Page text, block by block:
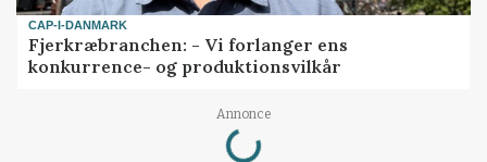
CAP-I-DANMARK
Fjerkræbranchen: - Vi forlanger ens
konkurrence- og produktionsvilkår
Annonce
Loading...